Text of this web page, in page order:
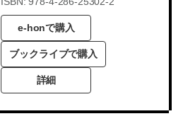
e-honで購入
ブックライブで購入
詳細